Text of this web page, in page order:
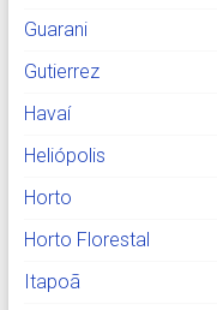
Guarani
Gutierrez
Havaí
Heliópolis
Horto
Horto Florestal
Itapoã